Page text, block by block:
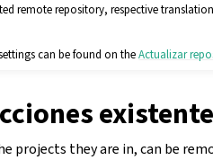
remote repository, respective
can be found on theActualizar
projects they are in, can be